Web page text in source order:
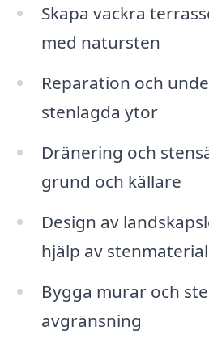
Skapa vackra
med natursten
Reparation och
stenlagda ytor
Dränering och
grund och källare
Design av
hjälp av stenmaterial
Bygga murar och
avgränsning